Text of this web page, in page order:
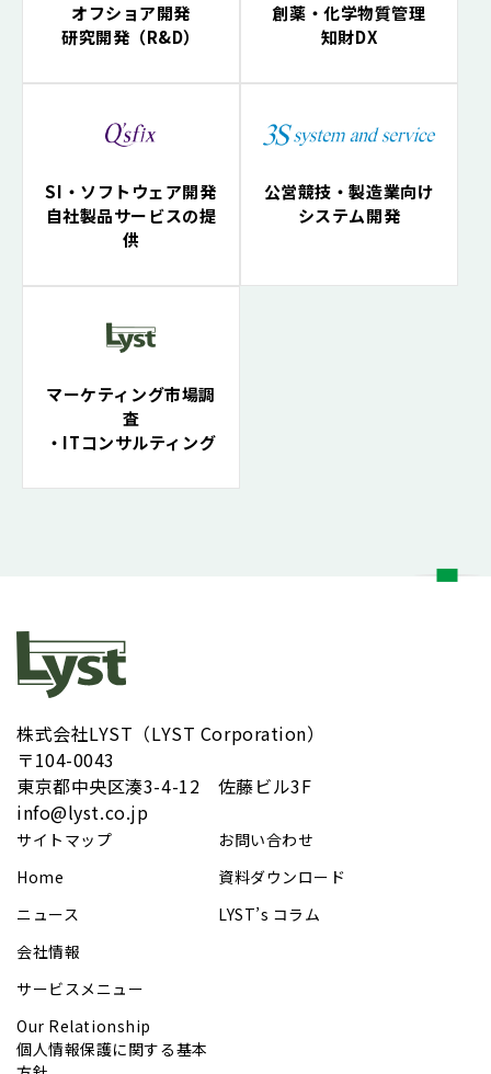
オフショア開発
研究開発（R&D）
創薬・化学物質管理
知財DX
SI・ソフトウェア開発
自社製品サービスの提
供
公営競技・製造業向け
システム開発
マーケティング市場調
査
・ITコンサルティング
株式会社LYST（LYST Corporation）
〒104-0043
​東京都中央区湊3-4-12 佐藤ビル3F
info@lyst.co.jp
サイトマップ
Home
ニュース
会社情報
サービスメニュー
Our Relationship
お問い合わせ
資料ダウンロード
LYST’s コラム
個人情報保護に関する基本